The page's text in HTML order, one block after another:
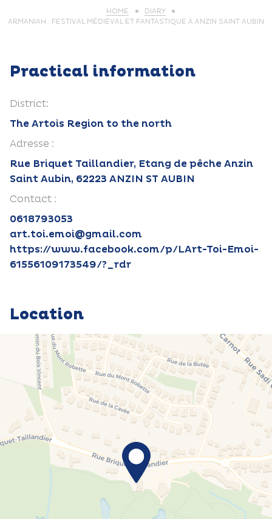
HOME
DIARY
ARMANIAH : FESTIVAL MÉDIÉVAL ET FANTASTIQUE À ANZIN SAINT AUBIN
Practical information
District:
The Artois Region to the north
Adresse :
Rue Briquet Taillandier, Etang de pêche Anzin
Saint Aubin, 62223 ANZIN ST AUBIN
Contact :
0618793053
art.toi.emoi@gmail.com
https://www.facebook.com/p/LArt-Toi-Emoi-
61556109173549/?_rdr
Location